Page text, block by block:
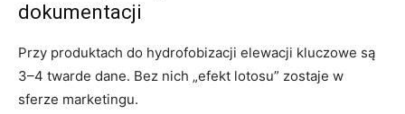
dokumentacji
Przy produktach do hydrofobizacji elewacji kluczowe są
3–4 twarde dane. Bez nich „efekt lotosu” zostaje w
sferze marketingu.